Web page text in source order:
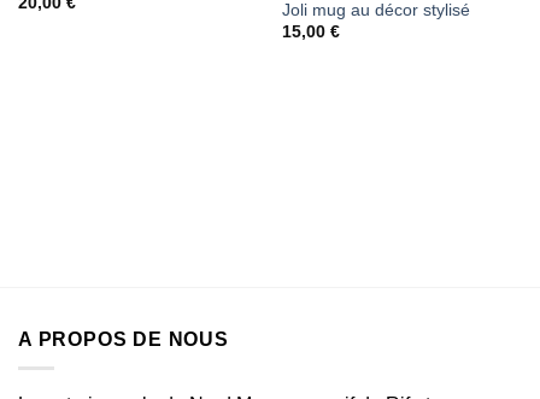
Joli mug au décor stylisé
15,00 €
A PROPOS DE NOUS